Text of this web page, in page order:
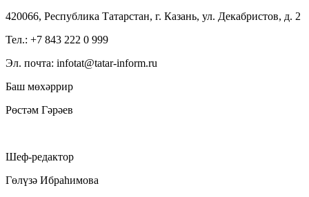
420066, Республика Татарстан, г. Казань, ул. Декабристов, д. 2
Тел.: +7 843 222 0 999
Эл. почта: infotat@tatar-inform.ru
Баш мөхәррир
Рөстәм Гәрәев
Шеф-редактор
Гөлүзә Ибраһимова